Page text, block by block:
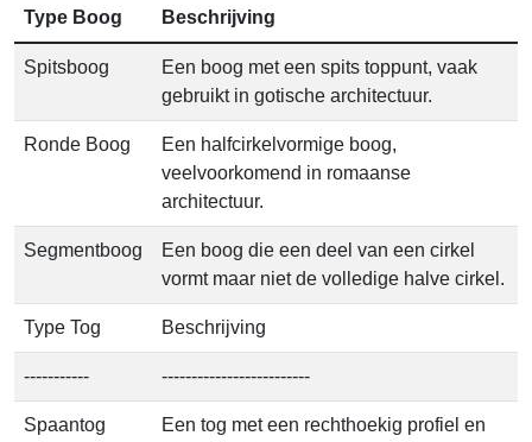
Type Boog Beschrijving
Spitsboog
Een boog met een spits toppunt, vaak
gebruikt in gotische architectuur.
Ronde Boog
Een halfcirkelvormige boog,
veelvoorkomend in romaanse
architectuur.
Segmentboog
Een boog die een deel van een cirkel
vormt maar niet de volledige halve cirkel.
Type Tog Beschrijving
----------- -------------------------
Spaantog
Een tog met een rechthoekig profiel en